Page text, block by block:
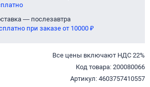
— послезавтра
при заказе от 10000 ₽
Все цены включают НДС 22%
Код товара: 200080066
Артикул: 4603757410557